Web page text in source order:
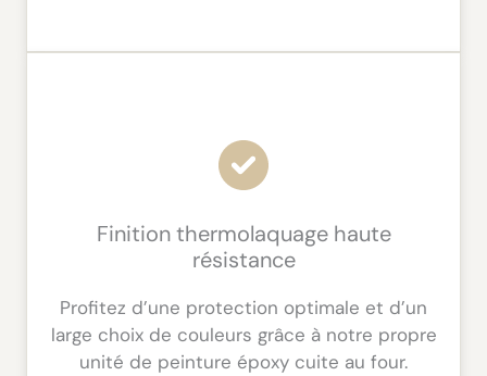
Finition thermolaquage haute
résistance
Profitez d’une protection optimale et d’un
large choix de couleurs grâce à notre propre
unité de peinture époxy cuite au four.